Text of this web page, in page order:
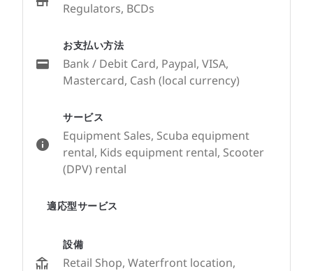
サービス
Equipment Sales, Scuba equipment
rental, Kids equipment rental, Scooter
(DPV) rental
適応型サービス
設備
Retail Shop, Waterfront location,
Regulators, BCDs
お支払い方法
Bank / Debit Card, Paypal, VISA,
Mastercard, Cash (local currency)